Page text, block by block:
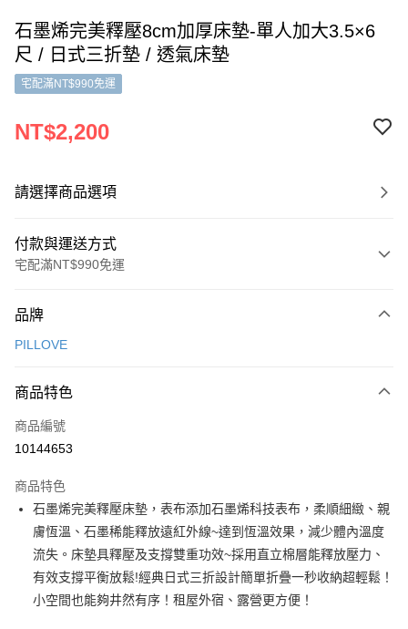
石墨烯完美釋壓8cm加厚床墊-單人加大3.5×6
尺 / 日式三折墊 / 透氣床墊
宅配滿NT$990免運
NT$2,200
請選擇商品選項
付款與運送方式
宅配滿NT$990免運
信用卡一次付款
Apple Pay
街口支付
Google Pay
全盈+PAY
大哥付你分期
相關說明
【大哥付你分期使用說明】
品牌
PILLOVE
商品特色
商品編號
10144653
商品特色
石墨烯完美釋壓床墊，表布添加石墨烯科技表布，柔順細緻、親
膚恆溫、石墨稀能釋放遠紅外線~達到恆溫效果，減少體內溫度
流失。床墊具釋壓及支撐雙重功效~採用直立棉層能釋放壓力、
有效支撐平衡放鬆!經典日式三折設計簡單折疊一秒收納超輕鬆！
小空間也能夠井然有序！租屋外宿、露營更方便！